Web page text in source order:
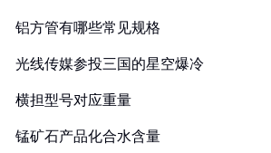
铝方管有哪些常见规格
光线传媒参投三国的星空爆冷
横担型号对应重量
锰矿石产品化合水含量